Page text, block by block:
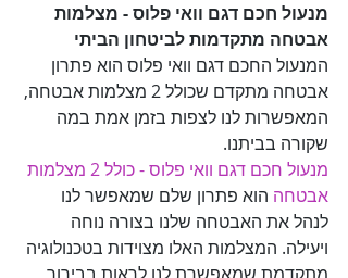
מנעול חכם דגם וואי פלוס - מצלמות
אבטחה מתקדמות לביטחון הביתי
המנעול החכם דגם וואי פלוס הוא פתרון
אבטחה מתקדם שכולל 2 מצלמות אבטחה,
המאפשרות לנו לצפות בזמן אמת במה
שקורה בביתנו.
מנעול חכם דגם וואי פלוס - כולל 2 מצלמות
אבטחה הוא פתרון שלם שמאפשר לנו
לנהל את האבטחה שלנו בצורה נוחה
ויעילה. המצלמות האלו מצוידות בטכנולוגיה